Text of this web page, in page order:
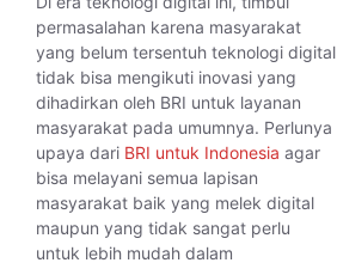
permasalahan karena masyarakat
yang belum tersentuh teknologi digital
tidak bisa mengikuti inovasi yang
dihadirkan oleh BRI untuk layanan
masyarakat pada umumnya. Perlunya
upaya dari BRI untuk Indonesia agar
bisa melayani semua lapisan
masyarakat baik yang melek digital
maupun yang tidak sangat perlu
untuk lebih mudah dalam